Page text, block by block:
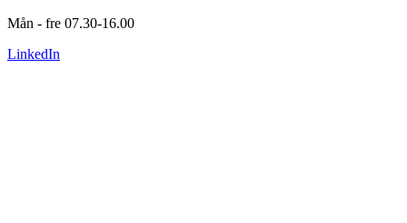
Mån - fre 07.30-16.00
LinkedIn